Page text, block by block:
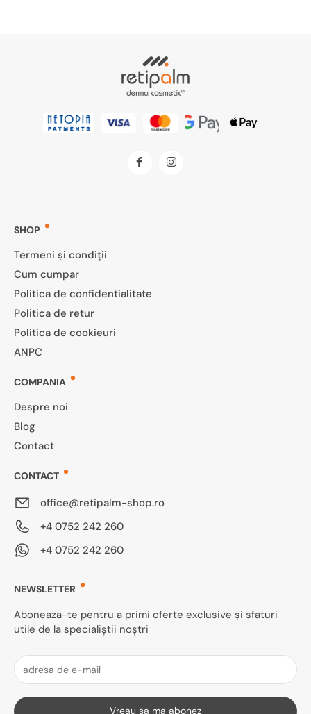
SHOP
Termeni și condiții
Cum cumpar
Politica de confidentialitate
Politica de retur
Politica de cookieuri
ANPC
COMPANIA
Despre noi
Blog
Contact
CONTACT
office@retipalm-shop.ro
+4 0752 242 260
+4 0752 242 260
NEWSLETTER
Aboneaza-te pentru a primi oferte exclusive și sfaturi
utile de la specialiștii noștri
Vreau sa ma abonez